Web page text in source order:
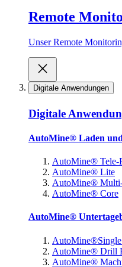
Remote
Unser Remote
Digitale Anwendungen
Digitale
AutoMine® Laden
AutoMine® Tele-
AutoMine® Lite
AutoMine®
AutoMine® Core
AutoMine®
AutoMine® Drill
AutoMine®